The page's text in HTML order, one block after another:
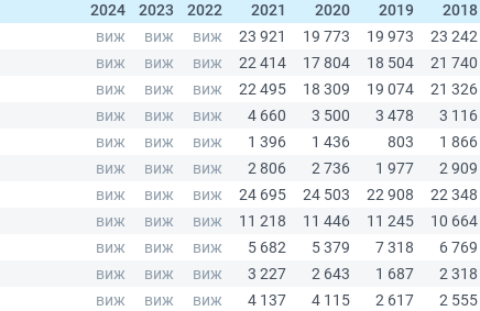
2024
2023 2022 2021 2020 2019
2018